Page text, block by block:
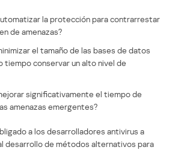
la protección para contrarrestar
de amenazas?
el tamaño de las bases de datos
tiempo conservar un alto nivel de
significativamente el tiempo de
amenazas emergentes?
a los desarrolladores antivirus a
desarrollo de métodos alternativos para